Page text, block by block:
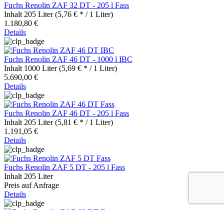
Fuchs Renolin ZAF 32 DT - 205 l Fass
Inhalt 205 Liter(5,76 € * / 1 Liter)
1.180,80 €
Details
Fuchs Renolin ZAF 46 DT - 1000 l IBC
Inhalt 1000 Liter(5,69 € * / 1 Liter)
5.690,00 €
Details
Fuchs Renolin ZAF 46 DT - 205 l Fass
Inhalt 205 Liter(5,81 € * / 1 Liter)
1.191,05 €
Details
Fuchs Renolin ZAF 5 DT - 205 l Fass
Inhalt 205 Liter
Preis auf Anfrage
Details